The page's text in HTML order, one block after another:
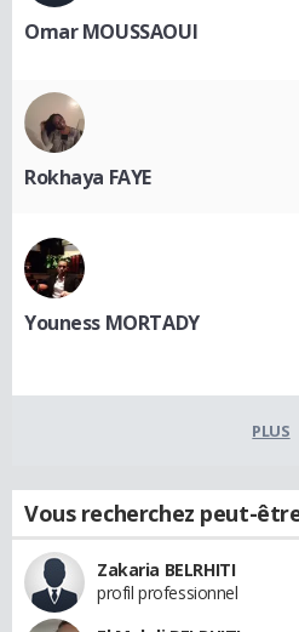
Omar MOUSSAOUI
Rokhaya FAYE
Youness MORTADY
PLUS
Vous recherchez peut-
Zakaria BELRHITI
profil professionnel